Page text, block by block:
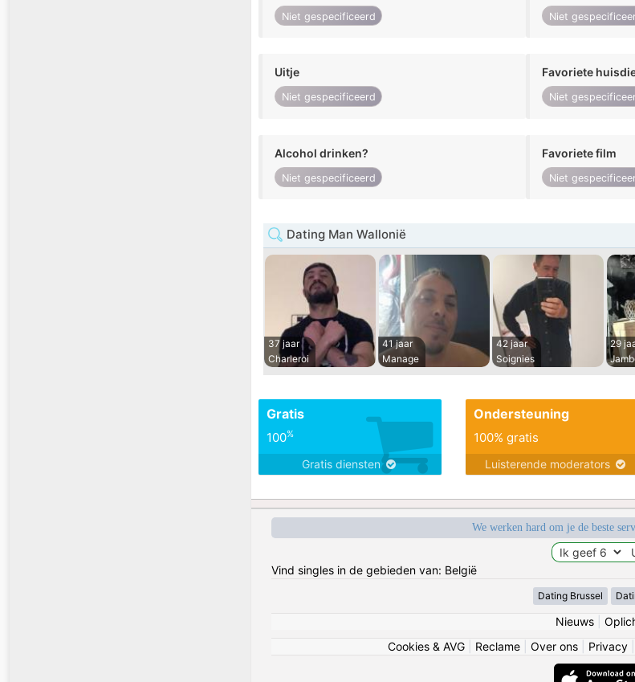
Niet gespecificeerd Niet
Uitje
Niet gespecificeerd
Favoriete
Niet
Alcohol drinken?
Niet gespecificeerd
Favoriete film
Niet
Dating Man Wallonië
37 jaar
Charleroi
41 jaar
Manage
42 jaar
Soignies
29
Gratis
100%
Gratis diensten
Ondersteuning
100% gratis
Luisterende moderators
We werken hard om je de beste
Vind singles in de gebieden van: België
Dating Brussel
Nieuws|
Cookies & AVG
Reclame Over ons Privacy